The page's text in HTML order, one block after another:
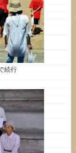
続行